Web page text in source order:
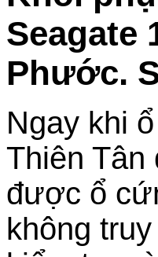
Seagate
Phước.
Ngay khi
Thiên Tân
được ổ
không